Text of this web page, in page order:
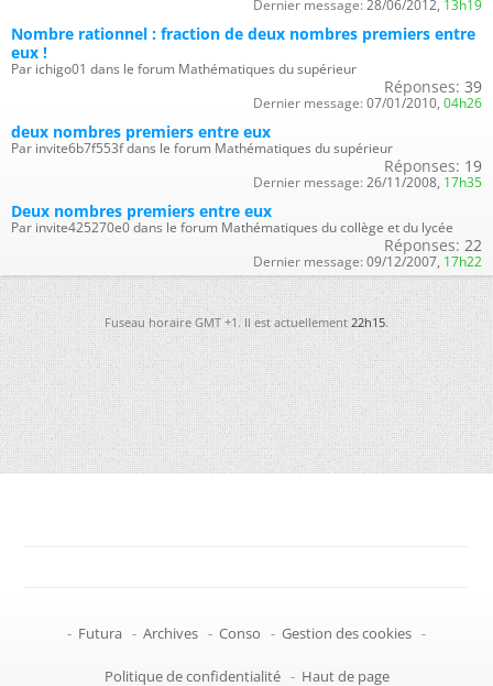
Dernier message: 28/06/2012, 13h19
Nombre rationnel : fraction de deux nombres premiers entre
eux !
Par ichigo01 dans le forum Mathématiques du supérieur
Réponses: 39
Dernier message: 07/01/2010, 04h26
deux nombres premiers entre eux
Par invite6b7f553f dans le forum Mathématiques du supérieur
Réponses: 19
Dernier message: 26/11/2008, 17h35
Deux nombres premiers entre eux
Par invite425270e0 dans le forum Mathématiques du collège et du lycée
Réponses: 22
Dernier message: 09/12/2007, 17h22
Fuseau horaire GMT +1. Il est actuellement22h15.
- Futura - Archives - Conso - Gestion des cookies -
Politique de confidentialité - Haut de page